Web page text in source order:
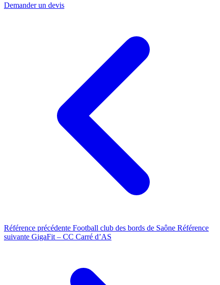
Demander un devis
Référence précédente Football club des bords de Saône Référence
suivante GigaFit – CC Carré d’AS